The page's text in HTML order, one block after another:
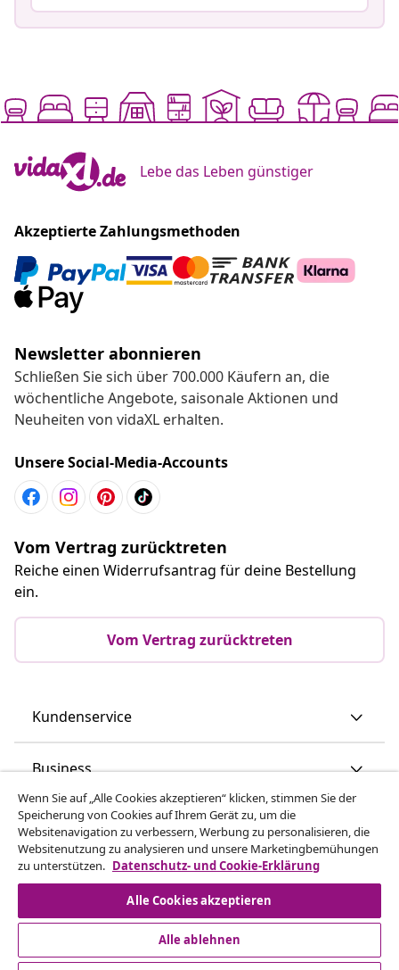
Lebe das Leben günstiger
Akzeptierte Zahlungsmethoden
Newsletter abonnieren
Schließen Sie sich über 700.000 Käufern an, die
wöchentliche Angebote, saisonale Aktionen und
Neuheiten von vidaXL erhalten.
Unsere Social-Media-Accounts
Vom Vertrag zurücktreten
Reiche einen Widerrufsantrag für deine Bestellung
ein.
Vom Vertrag zurücktreten
Kundenservice
Business
vidaXL
Mehr entdecken
Wenn Sie auf „Alle Cookies akzeptieren“ klicken, stimmen Sie der
Speicherung von Cookies auf Ihrem Gerät zu, um die
Websitenavigation zu verbessern, Werbung zu personalisieren, die
Websitenutzung zu analysieren und unsere Marketingbemühungen
zu unterstützen. Datenschutz- und Cookie-Erklärung
Alle Cookies akzeptieren
Alle ablehnen